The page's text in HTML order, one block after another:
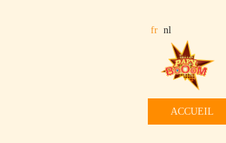
ACCUEIL